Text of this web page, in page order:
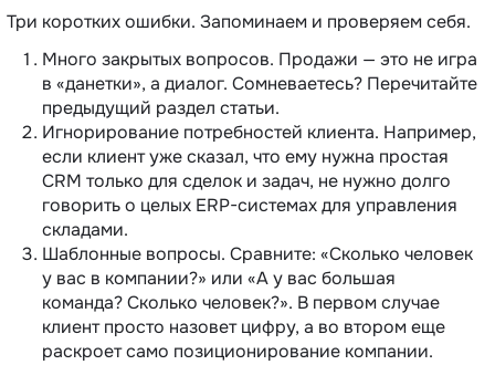
Три коротких ошибки. Запоминаем и проверяем себя.
Много закрытых вопросов. Продажи — это не игра
в «данетки», а диалог. Сомневаетесь? Перечитайте
предыдущий раздел статьи.
Игнорирование потребностей клиента. Например,
если клиент уже сказал, что ему нужна простая
CRM только для сделок и задач, не нужно долго
говорить о целых ERP-системах для управления
складами.
Шаблонные вопросы. Сравните: «Сколько человек
у вас в компании?» или «А у вас большая
команда? Сколько человек?». В первом случае
клиент просто назовет цифру, а во втором еще
раскроет само позиционирование компании.